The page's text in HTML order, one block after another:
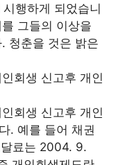
행하게 되었습니
그들의 이상을
청춘을 것은 밝은
회생 신고후 개인
회생 신고후 개인
. 예를 들어 채권
료는 2004. 9.